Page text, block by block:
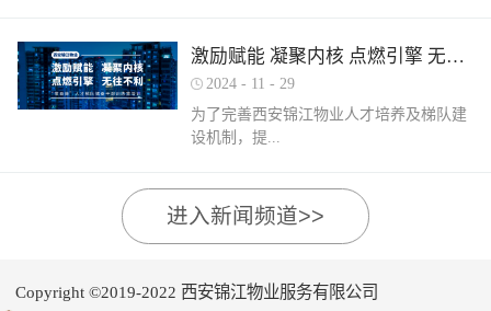
下的重要知识点串讲和一轮轮的复习备
考，比赛中，选手们沉着冷静，基本发挥
出了各自领域应有的实力。最终，三个工
种共计取得了二等奖1名，三等奖3名，优
的问题及知识盲区，公司人力行政部及品
质部快速反应，第一时间组织各工种开展
内部专项培训，进行系统化的梳理和总
经验和答题技巧进行转化分享，对标竞赛
充电，切勿长时间充电，勿飞线充电。汽
车内严禁放置打火机、罐装喷剂、香水、
移动电源等易燃易爆物品，定期检测更换
车载灭火器，定期对车辆维护保养。不要
躺在床上、沙发上吸烟，烟头要及时放到
可燃物品。 使用电蚊香时应注意用电安
全，用完及时断开电源，防止因长期通电
“干烧”引发火灾。在发热的电蚊拍附近不
露水后不要立即靠近明火、也不要在高温
获“全市技能竞赛优秀组织奖”西安锦江物
业曹林、张小刚、郭小龙荣获技能竞赛“一
等奖”西安锦江物业张国刚、谷展荣获技能
竞赛“二等奖”西安锦江物业惠张瑜、张盼
兵、潘保民、毛亚、李强、贺鑫磊、李国
刚、岳程妮等人分别荣获技能竞赛“优秀
奖”。在这个追求卓越服务的时代，西安锦
升整个团队的专业水平和服务质量，西安
陕西省物业管理协会“优秀项目经理”称
号。岁末回首，总结成绩，表彰优秀，
会召开盛会，表彰这一年在物业管理行业
的广阔舞台上绽放出熠熠光辉的精英
1A期 项目经理 齐瑞高江、齐瑞是西安锦
江物业诸多优秀项目经理的缩影，他们代
表着西安锦江物业团结奋进、诚信奉献、
奖是荣誉也是动力，西安锦江物业将以他
们作为榜样领航，激励全体员工砥砺奋
激励赋能 凝聚内核 点燃引擎 无往不利
2024 - 11 - 29
为了完善西安锦江物业人才培养及梯队建
设机制，提...
高物业服务水平和服务质量，有目的、有
计划的进行人才储备及培育，大力培养核
江物业组织开展以“激励赋能 凝聚内核 点
进入新闻频道>>
Copyright ©2019-2022 西安锦江物业服务有限公司